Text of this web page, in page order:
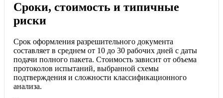
Сроки, стоимость и типичные
риски
Срок оформления разрешительного документа
составляет в среднем от 10 до 30 рабочих дней с даты
подачи полного пакета. Стоимость зависит от объема
протоколов испытаний, выбранной схемы
подтверждения и сложности классификационного
анализа.